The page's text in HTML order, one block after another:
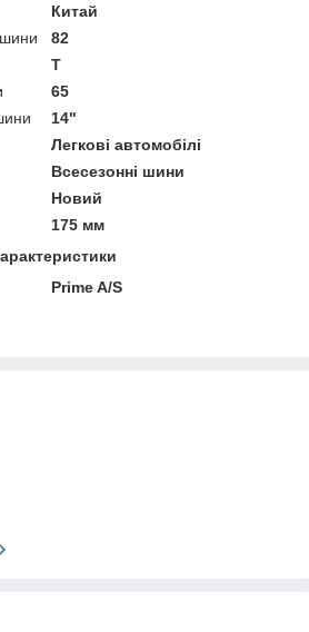
Китай
82
T
65
14"
Легкові автомобілі
Всесезонні шини
Новий
175 мм
Prime A/S